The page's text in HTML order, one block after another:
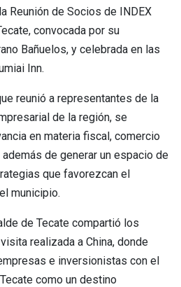
Reunión de Socios de INDEX
convocada por su
Bañuelos, y celebrada en las
Inn.
reunió a representantes de la
de la región, se
en materia fiscal, comercio
de generar un espacio de
que favorezcan el
municipio.
de Tecate compartió los
realizada a China, donde
e inversionistas con el
como un destino